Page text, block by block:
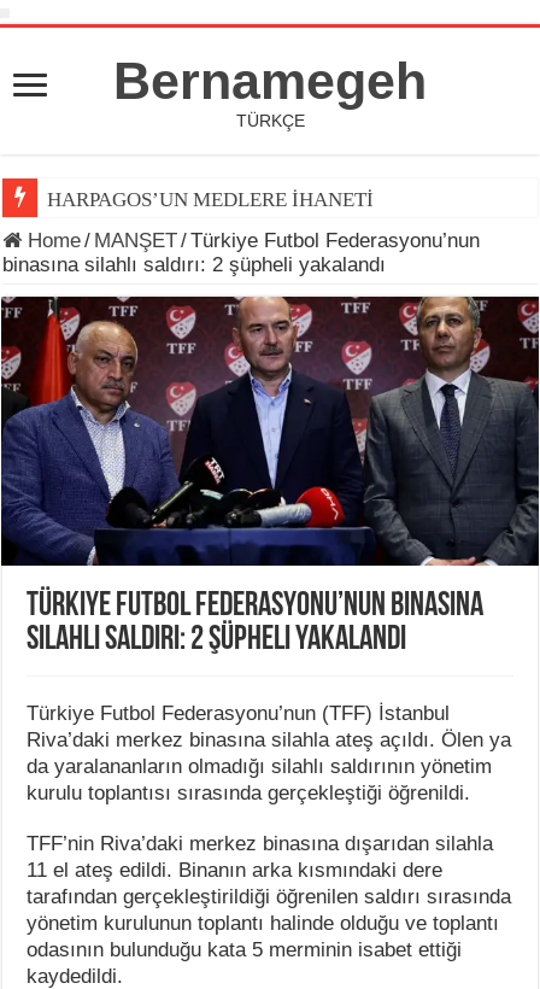
Bernamegeh
TÜRKÇE
HARPAGOS’UN MEDLERE İHANETİ
Home/ MANŞET/Türkiye Futbol Federasyonu’nun
binasına silahlı saldırı: 2 şüpheli yakalandı
Türkiye Futbol Federasyonu’nun binasına
silahlı saldırı: 2 şüpheli yakalandı
Türkiye Futbol Federasyonu’nun (TFF) İstanbul
Riva’daki merkez binasına silahla ateş açıldı. Ölen ya
da yaralananların olmadığı silahlı saldırının yönetim
kurulu toplantısı sırasında gerçekleştiği öğrenildi.
TFF’nin Riva’daki merkez binasına dışarıdan silahla
11 el ateş edildi. Binanın arka kısmındaki dere
tarafından gerçekleştirildiği öğrenilen saldırı sırasında
yönetim kurulunun toplantı halinde olduğu ve toplantı
odasının bulunduğu kata 5 merminin isabet ettiği
kaydedildi.